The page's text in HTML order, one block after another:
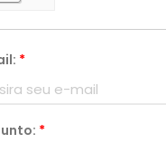
*
*